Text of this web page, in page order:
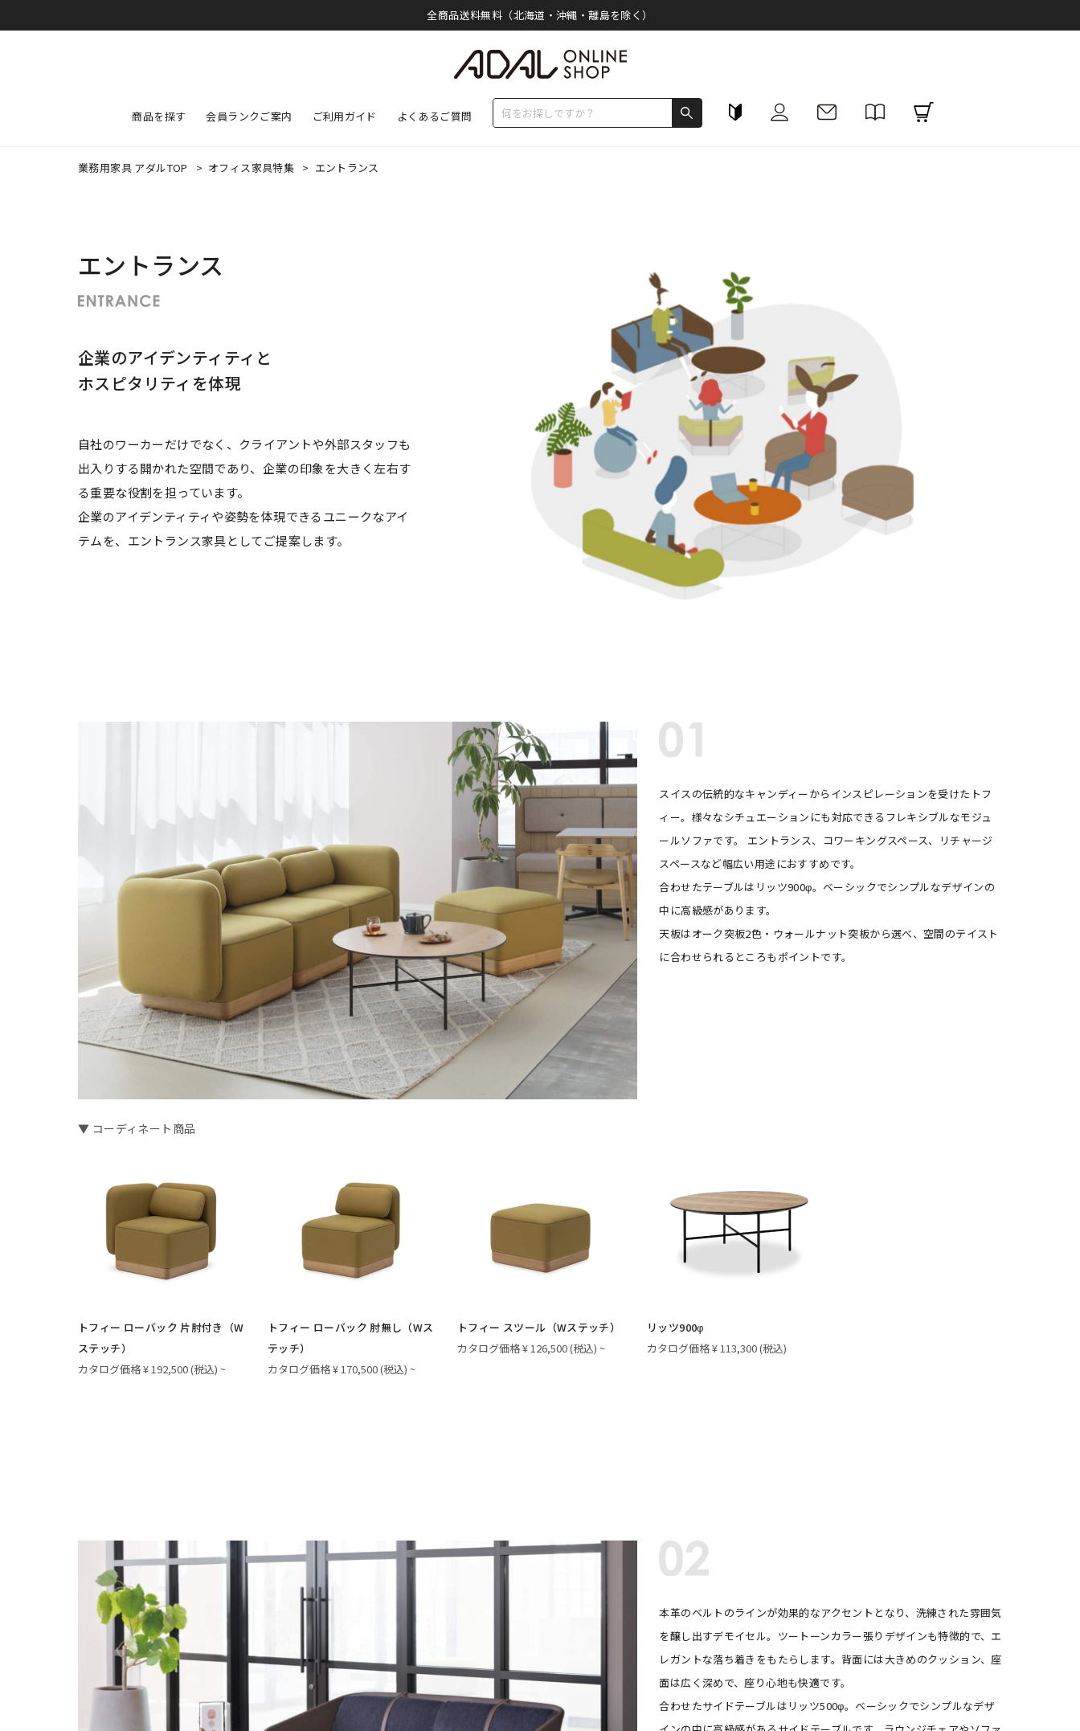
全商品送料無料（北海道・沖縄・離島を除く）
商品を探す 会員ランクご案内 ご利用ガイド よくあるご質問
業務用家具 アダルTOP > オフィス家具特集 > エントランス
エントランス
企業のアイデンティティと
ホスピタリティを体現
自社のワーカーだけでなく、クライアントや外部スタッフも
出入りする開かれた空間であり、企業の印象を大きく左右す
る重要な役割を担っています。
企業のアイデンティティや姿勢を体現できるユニークなアイ
テムを、エントランス家具としてご提案します。
スイスの伝統的なキャンディーからインスピレーションを受けたトフ
ィー。様々なシチュエーションにも対応できるフレキシブルなモジュ
ールソファです。 エントランス、コワーキングスペース、リチャージ
スペースなど幅広い用途におすすめです。
合わせたテーブルはリッツ900φ。ベーシックでシンプルなデザインの
中に高級感があります。
天板はオーク突板2色・ウォールナット突板から選べ、空間のテイスト
に合わせられるところもポイントです。
▼ コーディネート商品
トフィー ローバック 片肘付き（W
ステッチ）
カタログ価格 ¥ 192,500 (税込) ~
トフィー ローバック 肘無し（Wス
テッチ）
カタログ価格 ¥ 170,500 (税込) ~
トフィー スツール（Wステッチ）
カタログ価格 ¥ 126,500 (税込) ~
リッツ900φ
カタログ価格 ¥ 113,300 (税込)
本革のベルトのラインが効果的なアクセントとなり、洗練された雰囲気
を醸し出すデモイセル。ツートーンカラー張りデザインも特徴的で、エ
レガントな落ち着きをもたらします。背面には大きめのクッション、座
面は広く深めで、座り心地も快適です。
合わせたサイドテーブルはリッツ500φ。ベーシックでシンプルなデザ